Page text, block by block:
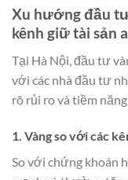
Xu hướng đầu
kênh giữ tài sản
Tại Hà Nội, đầu tư
với các nhà đầu tư
rõ rủi ro và tiềm
1. Vàng so với các
So với chứng khoán